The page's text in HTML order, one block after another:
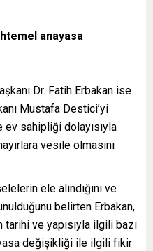
anayasa
Dr. Fatih Erbakan ise
Mustafa Destici’yi
sahipliği dolayısıyla
vesile olmasını
ele alındığını ve
belirten Erbakan,
ve yapısıyla ilgili bazı
değişikliği ile ilgili fikir